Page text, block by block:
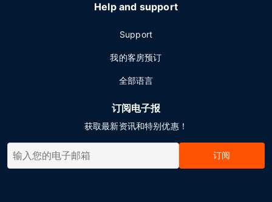
Help and support
Support
我的客房预订
全部语言
订阅电子报
获取最新资讯和特别优惠！
订阅